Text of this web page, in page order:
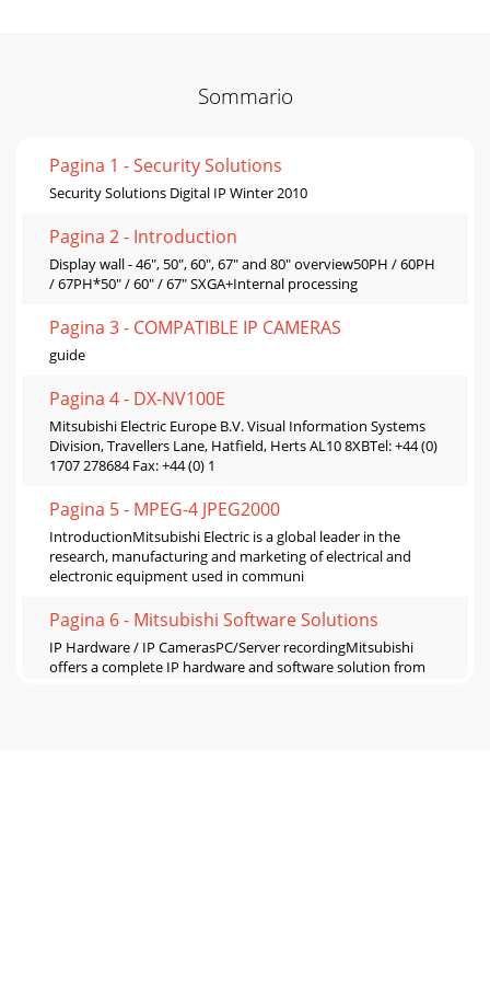
Sommario
Pagina 1 - Security Solutions
Security Solutions Digital IP Winter 2010
Pagina 2 - Introduction
Display wall - 46", 50", 60", 67" and 80" overview50PH / 60PH
/ 67PH*50" / 60" / 67" SXGA+Internal processing
Pagina 3 - COMPATIBLE IP CAMERAS
guide
Pagina 4 - DX-NV100E
Mitsubishi Electric Europe B.V. Visual Information Systems
Division, Travellers Lane, Hatﬁeld, Herts AL10 8XBTel: +44 (0)
1707 278684 Fax: +44 (0) 1
Pagina 5 - MPEG-4 JPEG2000
IntroductionMitsubishi Electric is a global leader in the
research, manufacturing and marketing of electrical and
electronic equipment used in communi
Pagina 6 - Mitsubishi Software Solutions
IP Hardware / IP CamerasPC/Server recordingMitsubishi
offers a complete IP hardware and software solution from